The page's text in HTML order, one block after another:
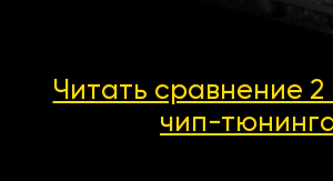
Читать сравнение 2
чип-